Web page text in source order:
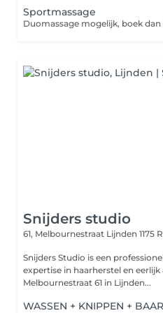
Sportmassage
Duomassage mogelijk, boek dan
Snijders studio
61, Melbournestraat Lijnden 1175
Snijders Studio is een
expertise in haarherstel en
Melbournestraat 61 in Lijnden...
WASSEN + KNIPPEN +